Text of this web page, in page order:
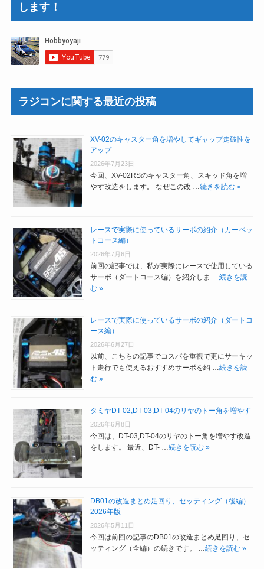
します！
ラジコンに関する最近の投稿
XV-02のキャスター角を増やしてギャップ走破性を
アップ
2026年7月23日
今回、XV-02RSのキャスター角、スキッド角を増
やす改造をします。 なぜこの改 …続きを読む »
レースで実際に使っているサーボの紹介（カーペッ
トコース編）
2026年7月6日
前回の記事では、私が実際にレースで使用している
サーボ（ダートコース編）を紹介しま …続きを読
む »
レースで実際に使っているサーボの紹介（ダートコ
ース編）
2026年6月27日
以前、こちらの記事でコスパを重視で更にサーキッ
ト走行でも使えるおすすめサーボを紹 …続きを読
む »
タミヤDT-02,DT-03,DT-04のリヤのトー角を増やす
2026年6月8日
今回は、DT-03,DT-04のリヤのトー角を増やす改造
をします。 最近、DT- …続きを読む »
DB01の改造まとめ足回り、セッティング（後編）
2026年版
2026年5月11日
今回は前回の記事のDB01の改造まとめ足回り、セ
ッティング（全編）の続きです。 …続きを読む »